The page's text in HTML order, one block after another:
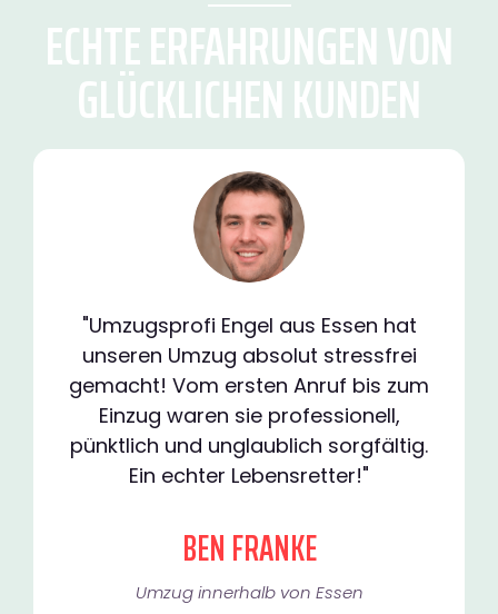
ECHTE ERFAHRUNGEN VON
GLÜCKLICHEN KUNDEN
"Umzugsprofi Engel aus Essen hat
unseren Umzug absolut stressfrei
gemacht! Vom ersten Anruf bis zum
Einzug waren sie professionell,
pünktlich und unglaublich sorgfältig.
Ein echter Lebensretter!"
BEN FRANKE
Umzug innerhalb von Essen​